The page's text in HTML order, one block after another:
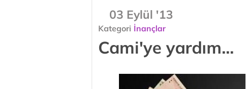
03 Eylül '13
Kategori İnançlar
Cami'ye yardım...